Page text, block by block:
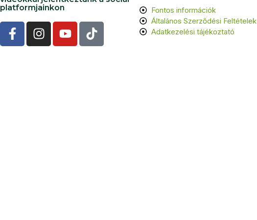
platformjainkon
Fontos információk
Általános Szerződési Feltételek
Adatkezelési tájékoztató